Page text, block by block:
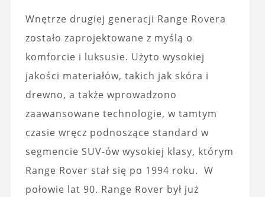
Wnętrze drugiej generacji Range Rovera
zostało zaprojektowane z myślą o
komforcie i luksusie. Użyto wysokiej
jakości materiałów, takich jak skóra i
drewno, a także wprowadzono
zaawansowane technologie, w tamtym
czasie wręcz podnoszące standard w
segmencie SUV-ów wysokiej klasy, którym
Range Rover stał się po 1994 roku. W
połowie lat 90. Range Rover był już